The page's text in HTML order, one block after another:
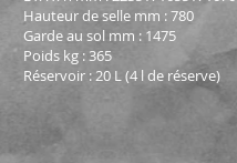
Hauteur de selle mm : 780
Garde au sol mm : 1475
Poids kg : 365
Réservoir : 20 L (4 l de réserve)